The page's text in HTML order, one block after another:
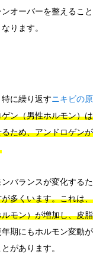
オーバーを整えること
ります。
に繰り返すニキビの原
ン（男性ホルモン）は
ため、アンドロゲンが
バランスが変化するた
多くいます。これは、
モン）が増加し、皮脂
期にもホルモン変動が
があります。